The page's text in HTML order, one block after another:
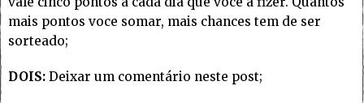
mais pontos voce somar, mais chances tem de ser
sorteado;
DOIS: Deixar um comentário neste post;